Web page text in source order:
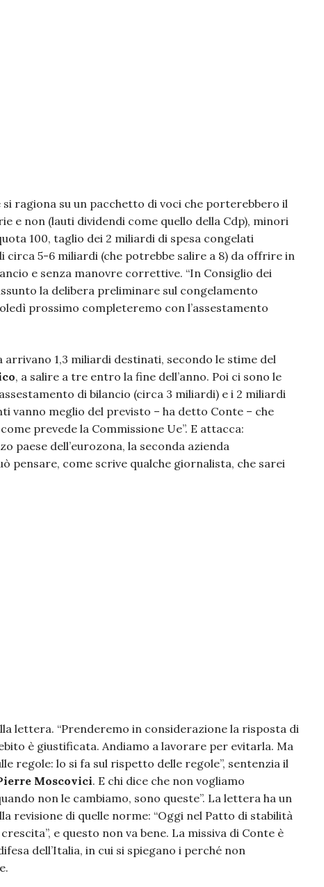
si ragiona su un pacchetto di voci che porterebbero il
e non (lauti dividendi come quello della Cdp), minori
100, taglio dei 2 miliardi di spesa congelati
circa 5-6 miliardi (che potrebbe salire a 8) da offrire in
e senza manovre correttive. “In Consiglio dei
la delibera preliminare sul congelamento
prossimo completeremo con l’assestamento
arrivano 1,3 miliardi destinati, secondo le stime del
, a salire a tre entro la fine dell’anno. Poi ci sono le
di bilancio (circa 3 miliardi) e i 2 miliardi
vanno meglio del previsto – ha detto Conte – che
prevede la Commissione Ue”. E attacca:
paese dell’eurozona, la seconda azienda
pensare, come scrive qualche giornalista, che sarei
lettera. “Prenderemo in considerazione la risposta di
è giustificata. Andiamo a lavorare per evitarla. Ma
regole: lo si fa sul rispetto delle regole”, sentenzia il
Moscovici. E chi dice che non vogliamo
non le cambiamo, sono queste”. La lettera ha un
revisione di quelle norme: “Oggi nel Patto di stabilità
e questo non va bene. La missiva di Conte è
dell’Italia, in cui si spiegano i perché non